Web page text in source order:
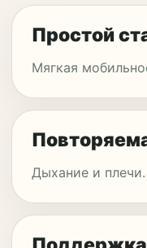
Простой
Мягкая
Дыхание и плечи.